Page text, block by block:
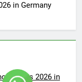
in Germany
2026 in